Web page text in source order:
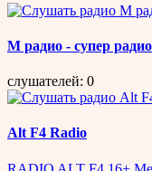
М радио - супер радио
слушателей: 0
Alt F4 Radio